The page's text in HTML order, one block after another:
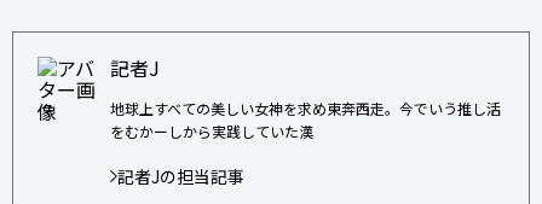
記者J
地球上すべての美しい女神を求め東奔西走。今でいう推し活
をむかーしから実践していた漢
記者Jの担当記事